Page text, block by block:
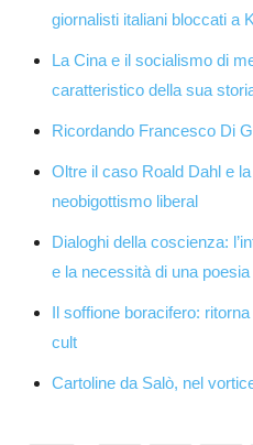
giornalisti italiani bloccati a
La Cina e il socialismo di
caratteristico della sua
Ricordando Francesco Di
Oltre il caso Roald Dahl e
neobigottismo liberal
Dialoghi della coscienza:
e la necessità di una
Il soffione boracifero:
cult
Cartoline da Salò, nel